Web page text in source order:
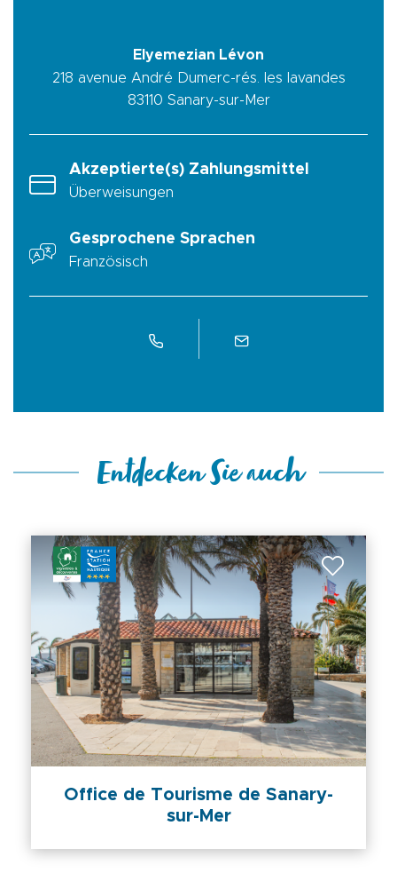
Elyemezian Lévon
218 avenue André Dumerc-rés. les lavandes
83110 Sanary-sur-Mer
Akzeptierte(s) Zahlungsmittel
Überweisungen
Gesprochene Sprachen
Französisch
Entdecken Sie auch
Office de Tourisme de Sanary-
sur-Mer